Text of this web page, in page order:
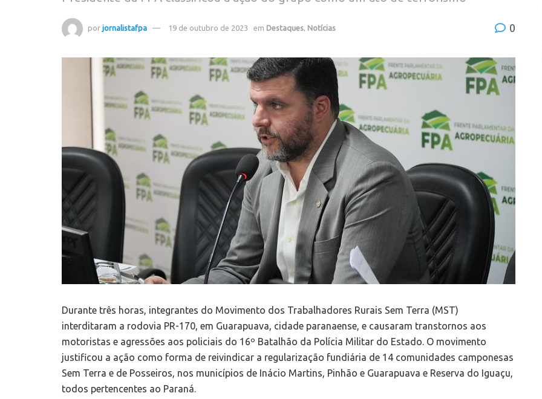
por jornalistafpa 19 de outubro de 2023 em Destaques Notícias 0
Durante três horas, integrantes do Movimento dos Trabalhadores Rurais Sem Terra (MST)
interditaram a rodovia PR-170, em Guarapuava, cidade paranaense, e causaram transtornos aos
motoristas e agressões aos policiais do 16º Batalhão da Polícia Militar do Estado. O movimento
justificou a ação como forma de reivindicar a regularização fundiária de 14 comunidades camponesas
Sem Terra e de Posseiros, nos municípios de Inácio Martins, Pinhão e Guarapuava e Reserva do Iguaçu,
todos pertencentes ao Paraná.